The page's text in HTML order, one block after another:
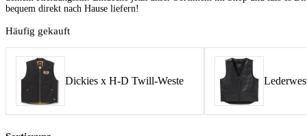
bequem direkt nach Hause liefern!
Häufig gekauft
Dickies x H-D Twill-Weste